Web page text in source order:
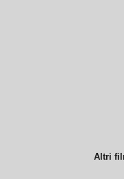
Altri